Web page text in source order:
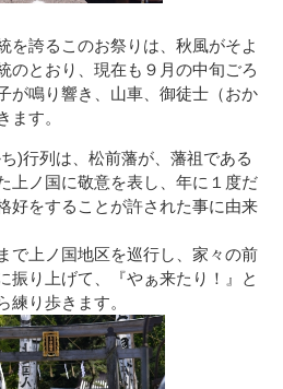
誇るこのお祭りは、秋風がそよ
のとおり、現在も９月の中旬ごろ
が鳴り響き、山車、御徒士（おか
ます。
)行列は、松前藩が、藩祖である
上ノ国に敬意を表し、年に１度だ
好をすることが許された事に由来
で上ノ国地区を巡行し、家々の前
振り上げて、『やぁ来たり！』と
練り歩きます。